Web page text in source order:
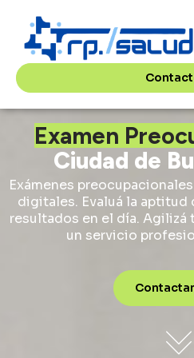
Examen
Ciudad de
Exámenes
digitales. Evaluá la
resultados en el día.
un servicio